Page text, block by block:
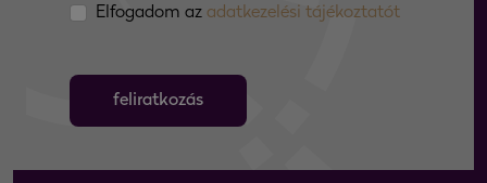
Elfogadom az adatkezelési tájékoztatót
feliratkozás